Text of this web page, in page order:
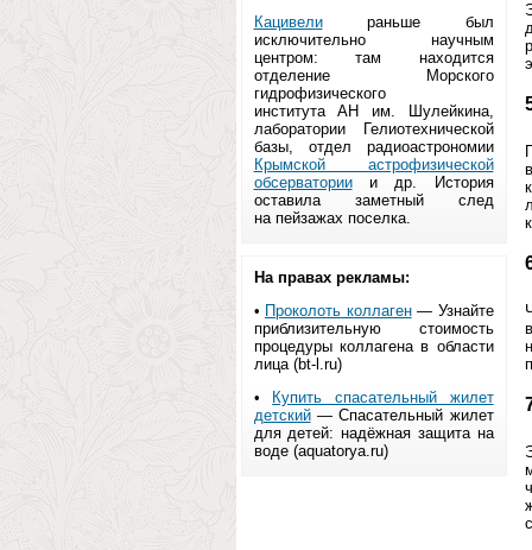
Кацивелираньше был
исключительно научным
центром: там находится
отделение Морского
гидрофизического
института АН им. Шулейкина,
лаборатории Гелиотехнической
базы, отдел радиоастрономии
Крымской астрофизической
обсерваториии др. История
оставила заметный след
на пейзажах поселка.
На правах рекламы:
• Проколоть коллаген— Узнайте
приблизительную стоимость
процедуры коллагена в области
лица (bt-l.ru)
•
Купить спасательный жилет
детский— Спасательный жилет
для детей: надёжная защита на
воде (aquatorya.ru)